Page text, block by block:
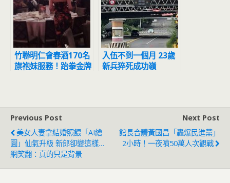
竹聯明仁會春酒170名
旗袍妹服務！跆拳金牌
入伍不到一個月 23歲
新兵猝死成功嶺
Previous Post
美女人妻拿結婚照餵「AI繪
圖」仙氣升級 新郎卻變這樣…
網笑翻：真的只是背景
Next Post
館長合體黃國昌「轟爆民進黨」
2小時！一夜噴50萬人次觀戰